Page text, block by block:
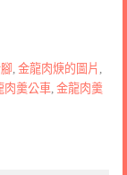
, 金龍肉焿的圖片 ,
肉羹公車, 金龍肉羹